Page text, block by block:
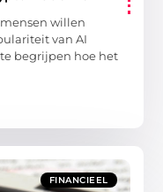
willen
van AI
begrijpen hoe het
FINANCIEEL